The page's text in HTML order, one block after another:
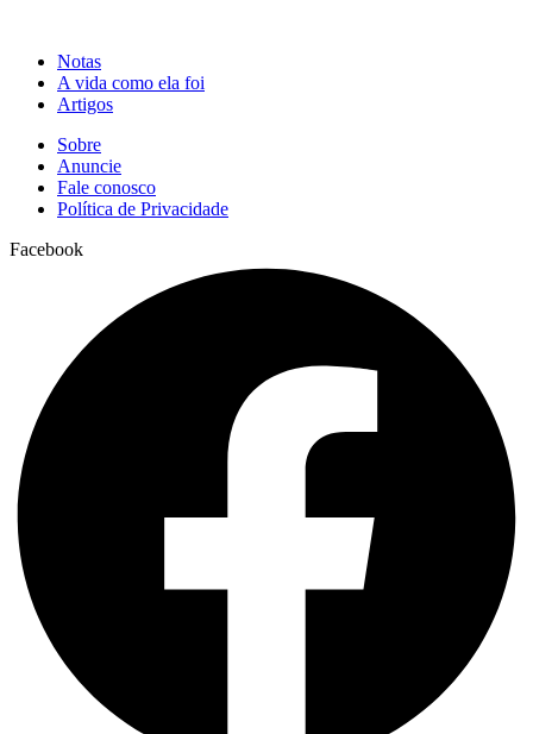
Notas
A vida como ela foi
Artigos
Sobre
Anuncie
Fale conosco
Política de Privacidade
Facebook